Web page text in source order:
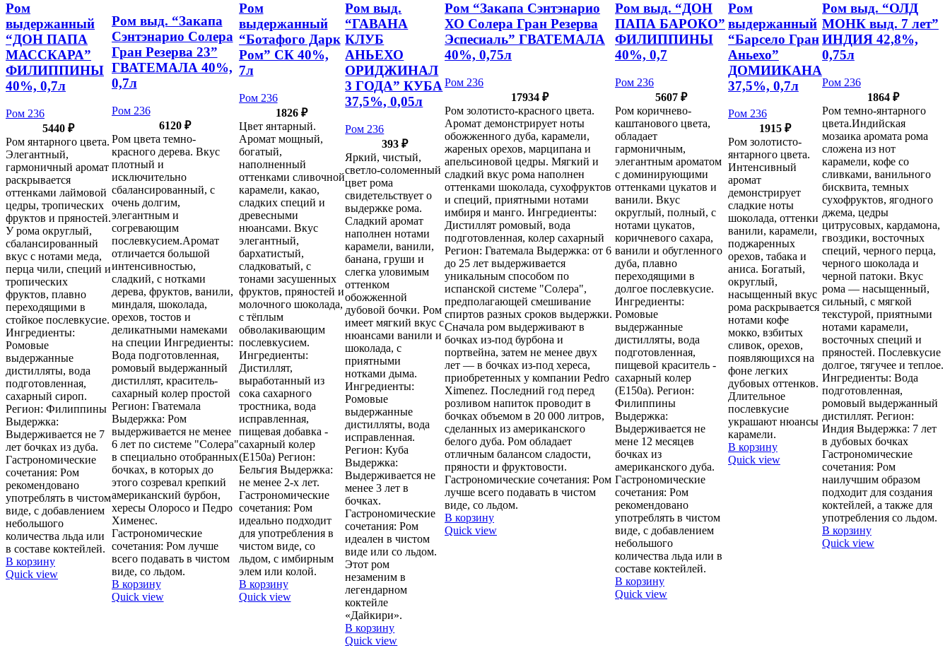
Ром
выдержанный
“ДОН ПАПА
МАССКАРА”
ФИЛИППИНЫ
40%, 0,7л
Ром 236
5440₽
Ром янтарного цвета.
Элегантный,
гармоничный аромат
раскрывается
оттенками лаймовой
цедры, тропических
фруктов и пряностей.
У рома округлый,
сбалансированный
вкус с нотами меда,
перца чили, специй и
тропических
фруктов, плавно
переходящими в
стойкое послевкусие.
Ингредиенты:
Ромовые
выдержанные
дистилляты, вода
подготовленная,
сахарный сироп.
Регион: Филиппины
Выдержка:
Выдерживается не 7
лет бочках из дуба.
Гастрономические
сочетания: Ром
рекомендовано
употреблять в чистом
виде, с добавлением
небольшого
количества льда или
в составе коктейлей.
В корзину
Quick view
Ром выд. “Закапа
Сэнтэнарио Солера
Гран Резерва 23”
ГВАТЕМАЛА 40%,
0,7л
Ром 236
6120₽
Ром цвета темно-
красного дерева. Вкус
плотный и
исключительно
сбалансированный, с
очень долгим,
элегантным и
согревающим
послевкусием.Аромат
отличается большой
интенсивностью,
сладкий, с нотками
дерева, фруктов, ванили,
миндаля, шоколада,
орехов, тостов и
деликатными намеками
на специи Ингредиенты:
Вода подготовленная,
ромовый выдержанный
дистиллят, краситель-
сахарный колер простой
Регион: Гватемала
Выдержка: Ром
выдерживается не менее
6 лет по системе "Солера"
в специально отобранных
бочках, в которых до
этого созревал крепкий
американский бурбон,
хересы Олоросо и Педро
Хименес.
Гастрономические
сочетания: Ром лучше
всего подавать в чистом
виде, со льдом.
В корзину
Quick view
Ром
выдержанный
“Ботафого Дарк
Ром” СК 40%,
7л
Ром 236
1826₽
Цвет янтарный.
Аромат мощный,
богатый,
наполненный
оттенками сливочной
карамели, какао,
сладких специй и
древесными
нюансами. Вкус
элегантный,
бархатистый,
сладковатый, с
тонами засушенных
фруктов, пряностей и
молочного шоколада,
с тёплым
обволакивающим
послевкусием.
Ингредиенты:
Дистиллят,
выработанный из
сока сахарного
тростника, вода
исправленная,
пищевая добавка -
сахарный колер
(Е150а) Регион:
Бельгия Выдержка:
не менее 2-х лет.
Гастрономические
сочетания: Ром
идеально подходит
для употребления в
чистом виде, со
льдом, с имбирным
элем или колой.
В корзину
Quick view
Ром выд.
“ГАВАНА
КЛУБ
АНЬЕХО
ОРИДЖИНАЛ
3 ГОДА” КУБА
37,5%, 0,05л
Ром 236
393₽
Яркий, чистый,
светло-соломенный
цвет рома
свидетельствует о
выдержке рома.
Сладкий аромат
наполнен нотами
карамели, ванили,
банана, груши и
слегка уловимым
оттенком
обожженной
дубовой бочки. Ром
имеет мягкий вкус с
нюансами ванили и
шоколада, с
приятными
нотками дыма.
Ингредиенты:
Ромовые
выдержанные
дистилляты, вода
исправленная.
Регион: Куба
Выдержка:
Выдерживается не
менее 3 лет в
бочках.
Гастрономические
сочетания: Ром
идеален в чистом
виде или со льдом.
Этот ром
незаменим в
легендарном
коктейле
«Дайкири».
В корзину
Quick view
Ром “Закапа Сэнтэнарио
ХО Солера Гран Резерва
Эспесиаль” ГВАТЕМАЛА
40%, 0,75л
Ром 236
17934 ₽
Ром золотисто-красного цвета.
Аромат демонстрирует ноты
обожженного дуба, карамели,
жареных орехов, марципана и
апельсиновой цедры. Мягкий и
сладкий вкус рома наполнен
оттенками шоколада, сухофруктов
и специй, приятными нотами
имбиря и манго. Ингредиенты:
Дистиллят ромовый, вода
подготовленная, колер сахарный
Регион: Гватемала Выдержка: от 6
до 25 лет выдерживается
уникальным способом по
испанской системе "Солера",
предполагающей смешивание
спиртов разных сроков выдержки.
Сначала ром выдерживают в
бочках из-под бурбона и
портвейна, затем не менее двух
лет — в бочках из-под хереса,
приобретенных у компании Pedro
Ximenez. Последний год перед
розливом напиток проводит в
бочках объемом в 20 000 литров,
сделанных из американского
белого дуба. Ром обладает
отличным балансом сладости,
пряности и фруктовости.
Гастрономические сочетания: Ром
лучше всего подавать в чистом
виде, со льдом.
В корзину
Quick view
Ром выд. “ДОН
ПАПА БАРОКО”
ФИЛИППИНЫ
40%, 0,7
Ром 236
5607₽
Ром коричнево-
каштанового цвета,
обладает
гармоничным,
элегантным ароматом
с доминирующими
оттенками цукатов и
ванили. Вкус
округлый, полный, с
нотами цукатов,
коричневого сахара,
ванили и обугленного
дуба, плавно
переходящими в
долгое послевкусие.
Ингредиенты:
Ромовые
выдержанные
дистилляты, вода
подготовленная,
пищевой краситель -
сахарный колер
(Е150а). Регион:
Филиппины
Выдержка:
Выдерживается не
мене 12 месяцев
бочках из
американского дуба.
Гастрономические
сочетания: Ром
рекомендовано
употреблять в чистом
виде, с добавлением
небольшого
количества льда или в
составе коктейлей.
В корзину
Quick view
Ром
выдержанный
“Барсело Гран
Аньехо”
ДОМИИКАНА
37,5%, 0,7л
Ром 236
1915 ₽
Ром золотисто-
янтарного цвета.
Интенсивный
аромат
демонстрирует
сладкие ноты
шоколада, оттенки
ванили, карамели,
поджаренных
орехов, табака и
аниса. Богатый,
округлый,
насыщенный вкус
рома раскрывается
нотами кофе
мокко, взбитых
сливок, орехов,
появляющихся на
фоне легких
дубовых оттенков.
Длительное
послевкусие
украшают нюансы
карамели.
В корзину
Quick view
Ром выд. “ОЛД
МОНК выд. 7 лет”
ИНДИЯ 42,8%,
0,75л
Ром 236
1864 ₽
Ром темно-янтарного
цвета.Индийская
мозаика аромата рома
сложена из нот
карамели, кофе со
сливками, ванильного
бисквита, темных
сухофруктов, ягодного
джема, цедры
цитрусовых, кардамона,
гвоздики, восточных
специй, черного перца,
черного шоколада и
черной патоки. Вкус
рома — насыщенный,
сильный, с мягкой
текстурой, приятными
нотами карамели,
восточных специй и
пряностей. Послевкусие
долгое, тягучее и теплое.
Ингредиенты: Вода
подготовленная,
ромовый выдержанный
дистиллят. Регион:
Индия Выдержка: 7 лет
в дубовых бочках
Гастрономические
сочетания: Ром
наилучшим образом
подходит для создания
коктейлей, а также для
употребления со льдом.
В корзину
Quick view